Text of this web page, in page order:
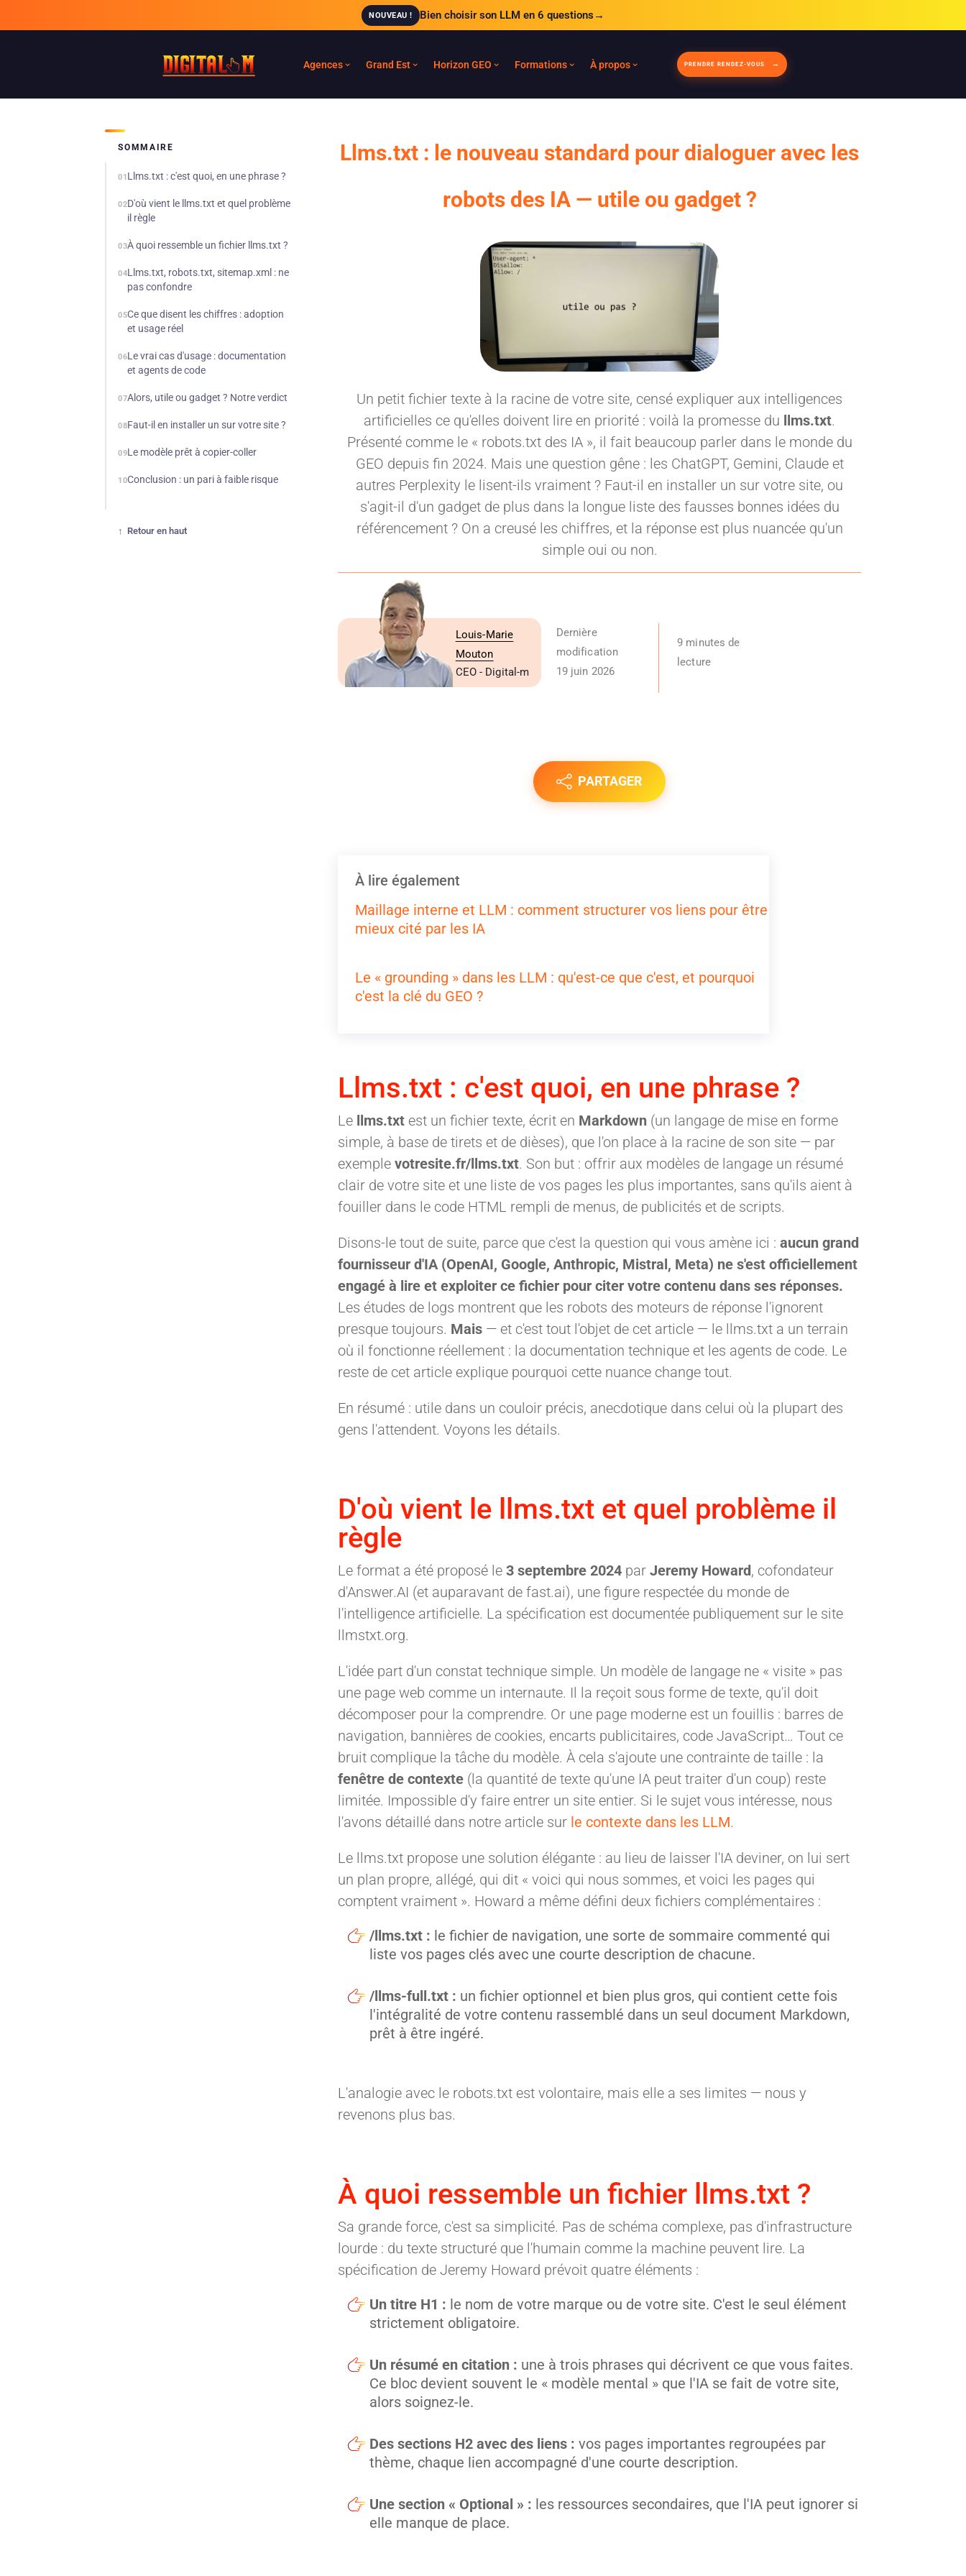
NOUVEAU ! Bien choisir son LLM en 6 questions →
Agences Grand Est Horizon GEO Formations À propos PRENDRE RENDEZ-VOUS
SOMMAIRE
01 Llms.txt : c'est quoi, en une phrase ?
02D'où vient le llms.txt et quel problème
il règle
03À quoi ressemble un fichier llms.txt ?
04Llms.txt, robots.txt, sitemap.xml : ne
pas confondre
05Ce que disent les chiffres : adoption
et usage réel
06Le vrai cas d'usage : documentation
et agents de code
07Alors, utile ou gadget ? Notre verdict
08Faut-il en installer un sur votre site ?
09Le modèle prêt à copier-coller
10Conclusion : un pari à faible risque
Retour en haut
Llms.txt : le nouveau standard pour dialoguer avec les
robots des IA — utile ou gadget ?
Un petit fichier texte à la racine de votre site, censé expliquer aux intelligences
artificielles ce qu'elles doivent lire en priorité : voilà la promesse du llms.txt.
Présenté comme le « robots.txt des IA », il fait beaucoup parler dans le monde du
GEO depuis fin 2024. Mais une question gêne : les ChatGPT, Gemini, Claude et
autres Perplexity le lisent-ils vraiment ? Faut-il en installer un sur votre site, ou
s'agit-il d'un gadget de plus dans la longue liste des fausses bonnes idées du
référencement ? On a creusé les chiffres, et la réponse est plus nuancée qu'un
simple oui ou non.
Louis-Marie
Mouton
CEO - Digital-m
Dernière
modification
19 juin 2026
9 minutes de
lecture
PARTAGER
À lire également
Maillage interne et LLM : comment structurer vos liens pour être
mieux cité par les IA
Le « grounding » dans les LLM : qu'est-ce que c'est, et pourquoi
c'est la clé du GEO ?
Llms.txt : c'est quoi, en une phrase ?
Le llms.txt est un fichier texte, écrit en Markdown (un langage de mise en forme
simple, à base de tirets et de dièses), que l'on place à la racine de son site — par
exemplevotresite.fr/llms.txt. Son but : offrir aux modèles de langage un résumé
clair de votre site et une liste de vos pages les plus importantes, sans qu'ils aient à
fouiller dans le code HTML rempli de menus, de publicités et de scripts.
Disons-le tout de suite, parce que c'est la question qui vous amène ici :aucun grand
fournisseur d'IA (OpenAI, Google, Anthropic, Mistral, Meta) ne s'est officiellement
engagé à lire et exploiter ce fichier pour citer votre contenu dans ses réponses.
Les études de logs montrent que les robots des moteurs de réponse l'ignorent
presque toujours. Mais — et c'est tout l'objet de cet article — le llms.txt a un terrain
où il fonctionne réellement : la documentation technique et les agents de code. Le
reste de cet article explique pourquoi cette nuance change tout.
En résumé : utile dans un couloir précis, anecdotique dans celui où la plupart des
gens l'attendent. Voyons les détails.
D'où vient le llms.txt et quel problème il
règle
Le format a été proposé le3 septembre 2024 parJeremy Howard, cofondateur
d'Answer.AI (et auparavant de fast.ai), une figure respectée du monde de
l'intelligence artificielle. La spécification est documentée publiquement sur le site
llmstxt.org.
L'idée part d'un constat technique simple. Un modèle de langage ne « visite » pas
une page web comme un internaute. Il la reçoit sous forme de texte, qu'il doit
décomposer pour la comprendre. Or une page moderne est un fouillis : barres de
navigation, bannières de cookies, encarts publicitaires, code JavaScript… Tout ce
bruit complique la tâche du modèle. À cela s'ajoute une contrainte de taille : la
fenêtre de contexte (la quantité de texte qu'une IA peut traiter d'un coup) reste
limitée. Impossible d'y faire entrer un site entier. Si le sujet vous intéresse, nous
l'avons détaillé dans notre article sur le contexte dans les LLM.
Le llms.txt propose une solution élégante : au lieu de laisser l'IA deviner, on lui sert
un plan propre, allégé, qui dit « voici qui nous sommes, et voici les pages qui
comptent vraiment ». Howard a même défini deux fichiers complémentaires :
/llms.txt : le fichier de navigation, une sorte de sommaire commenté qui
liste vos pages clés avec une courte description de chacune.
/llms-full.txt : un fichier optionnel et bien plus gros, qui contient cette fois
l'intégralité de votre contenu rassemblé dans un seul document Markdown,
prêt à être ingéré.
L'analogie avec le robots.txt est volontaire, mais elle a ses limites — nous y
revenons plus bas.
À quoi ressemble un fichier llms.txt ?
Sa grande force, c'est sa simplicité. Pas de schéma complexe, pas d'infrastructure
lourde : du texte structuré que l'humain comme la machine peuvent lire. La
spécification de Jeremy Howard prévoit quatre éléments :
Un titre H1 : le nom de votre marque ou de votre site. C'est le seul élément
strictement obligatoire.
Un résumé en citation : une à trois phrases qui décrivent ce que vous faites.
Ce bloc devient souvent le « modèle mental » que l'IA se fait de votre site,
alors soignez-le.
Des sections H2 avec des liens :vos pages importantes regroupées par
thème, chaque lien accompagné d'une courte description.
Une section « Optional » : les ressources secondaires, que l'IA peut ignorer si
elle manque de place.